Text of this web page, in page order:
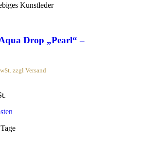
Kunstleder
Drop „Pearl“ –
zzgl Versand